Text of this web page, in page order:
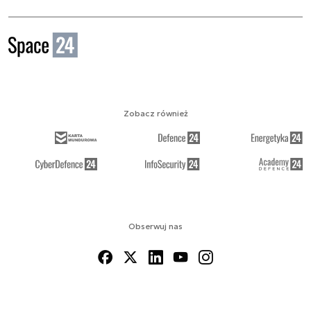
Obserwuj nas
Zobacz również